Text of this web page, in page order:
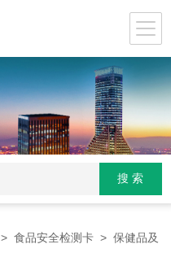
>食品安全检测卡 > 保健品及